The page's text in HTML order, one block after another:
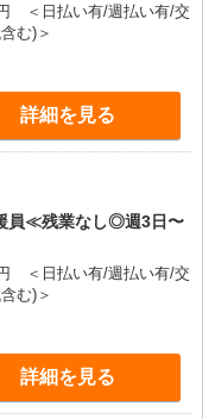
＜日払い有/週払い有/交
む)＞
詳細を見る
員≪残業なし◎週3日〜
＜日払い有/週払い有/交
む)＞
詳細を見る